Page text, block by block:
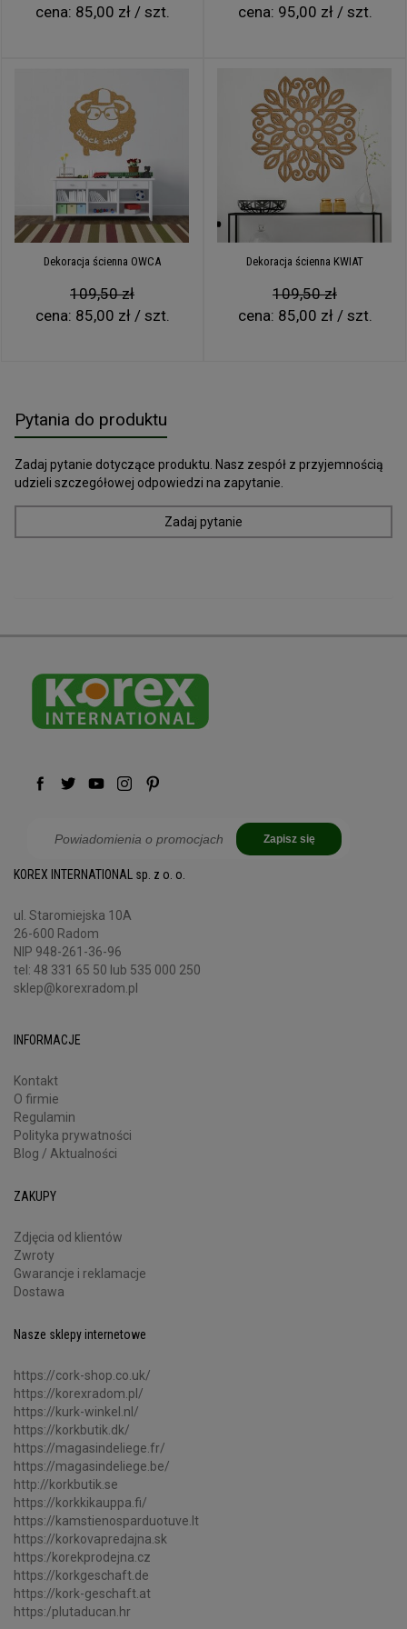
cena: 85,00 zł / szt.
cena: 95,00 zł / szt.
Dekoracja ścienna OWCA
109,50 zł
cena: 85,00 zł / szt.
Dekoracja ścienna KWIAT
109,50 zł
cena: 85,00 zł / szt.
Pytania do produktu
Zadaj pytanie dotyczące produktu. Nasz zespół z przyjemnością
udzieli szczegółowej odpowiedzi na zapytanie.
Zadaj pytanie
Zapisz się
KOREX INTERNATIONAL sp. z o. o.
ul. Staromiejska 10A
26-600 Radom
NIP 948-261-36-96
tel: 48 331 65 50 lub 535 000 250
sklep@korexradom.pl
INFORMACJE
Kontakt
O firmie
Regulamin
Polityka prywatności
Blog / Aktualności
ZAKUPY
Zdjęcia od klientów
Zwroty
Gwarancje i reklamacje
Dostawa
Nasze sklepy internetowe
https://cork-shop.co.uk/
https://korexradom.pl/
https://kurk-winkel.nl/
https://korkbutik.dk/
https://magasindeliege.fr/
https://magasindeliege.be/
http://korkbutik.se
https://korkkikauppa.fi/
https://kamstienosparduotuve.lt
https://korkovapredajna.sk
https:/korekprodejna.cz
https://korkgeschaft.de
https://kork-geschaft.at
https:/plutaducan.hr